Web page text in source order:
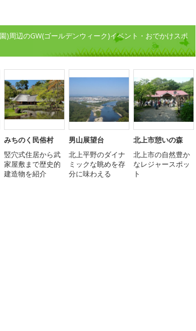
)周辺のGW(ゴールデンウィーク)イベント・おでかけスポ
みちのく民俗村
竪穴式住居から武
家屋敷まで歴史的
建造物を紹介
男山展望台
北上平野のダイナ
ミックな眺めを存
分に味わえる
北上市憩いの森
北上市の自然豊か
なレジャースポッ
ト